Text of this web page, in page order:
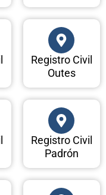
Registro Civil
Outes
Registro Civil
Padrón